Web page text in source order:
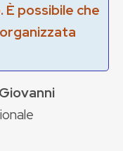
possibile che